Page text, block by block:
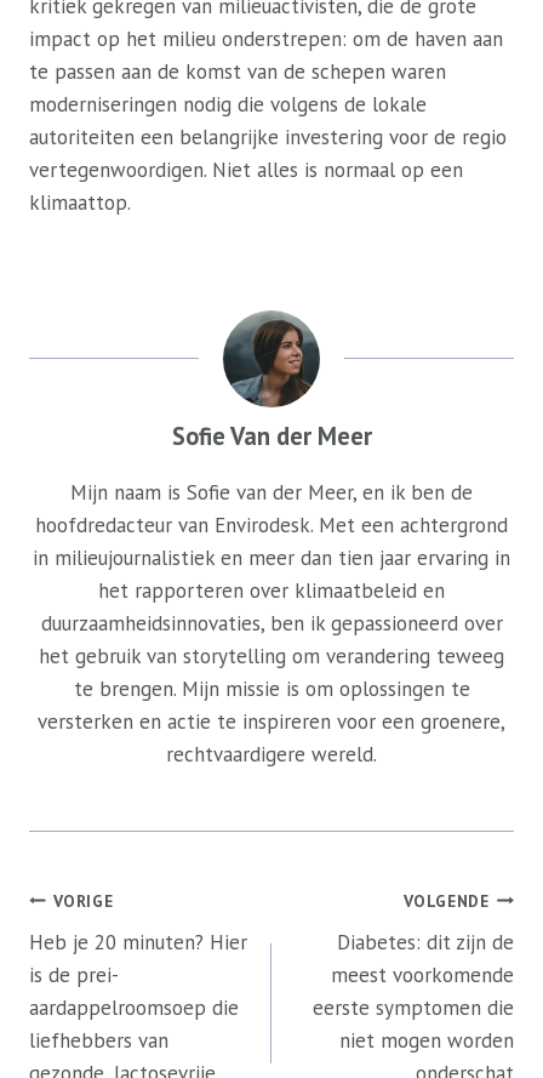
kritiek gekregen van milieuactivisten, die de grote
impact op het milieu onderstrepen: om de haven aan
te passen aan de komst van de schepen waren
moderniseringen nodig die volgens de lokale
autoriteiten een belangrijke investering voor de regio
vertegenwoordigen. Niet alles is normaal op een
klimaattop.
Sofie Van der Meer
Mijn naam is Sofie van der Meer, en ik ben de
hoofdredacteur van Envirodesk. Met een achtergrond
in milieujournalistiek en meer dan tien jaar ervaring in
het rapporteren over klimaatbeleid en
duurzaamheidsinnovaties, ben ik gepassioneerd over
het gebruik van storytelling om verandering teweeg
te brengen. Mijn missie is om oplossingen te
versterken en actie te inspireren voor een groenere,
rechtvaardigere wereld.
Bericht
navigatie
VORIGE
Heb je 20 minuten? Hier
is de prei-
aardappelroomsoep die
liefhebbers van
VOLGENDE
Diabetes: dit zijn de
meest voorkomende
eerste symptomen die
niet mogen worden